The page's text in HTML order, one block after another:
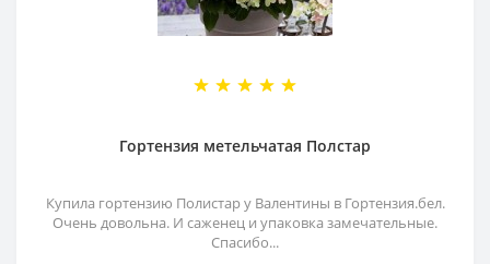
Гортензия метельчатая Полстар
Купила гортензию Полистар у Валентины в Гортензия.бел.
Очень довольна. И саженец и упаковка замечательные.
Спасибо...